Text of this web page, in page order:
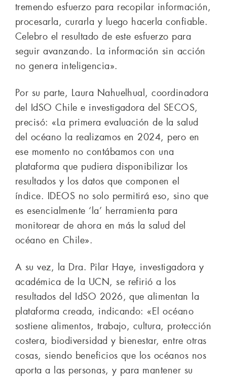
tremendo esfuerzo para recopilar información,
procesarla, curarla y luego hacerla confiable.
Celebro el resultado de este esfuerzo para
seguir avanzando. La información sin acción
no genera inteligencia».
Por su parte, Laura Nahuelhual, coordinadora
del IdSO Chile e investigadora del SECOS,
precisó: «La primera evaluación de la salud
del océano la realizamos en 2024, pero en
ese momento no contábamos con una
plataforma que pudiera disponibilizar los
resultados y los datos que componen el
índice. IDEOS no solo permitirá eso, sino que
es esencialmente ‘la’ herramienta para
monitorear de ahora en más la salud del
océano en Chile».
A su vez, la Dra. Pilar Haye, investigadora y
académica de la UCN, se refirió a los
resultados del IdSO 2026, que alimentan la
plataforma creada, indicando: «El océano
sostiene alimentos, trabajo, cultura, protección
costera, biodiversidad y bienestar, entre otras
cosas, siendo beneficios que los océanos nos
aporta a las personas, y para mantener su